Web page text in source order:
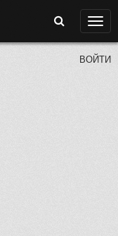
Поиск
ВОЙТИ